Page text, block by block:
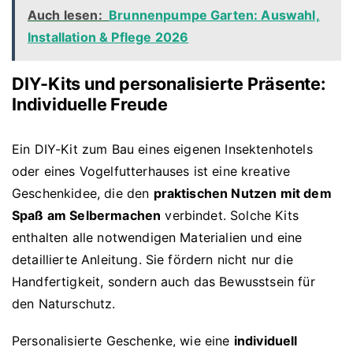
Auch lesen: Brunnenpumpe Garten: Auswahl,
Installation & Pflege 2026
DIY-Kits und personalisierte Präsente:
Individuelle Freude
Ein DIY-Kit zum Bau eines eigenen Insektenhotels
oder eines Vogelfutterhauses ist eine kreative
Geschenkidee, die den praktischen Nutzen mit dem
Spaß am Selbermachen verbindet. Solche Kits
enthalten alle notwendigen Materialien und eine
detaillierte Anleitung. Sie fördern nicht nur die
Handfertigkeit, sondern auch das Bewusstsein für
den Naturschutz.
Personalisierte Geschenke, wie eine individuell